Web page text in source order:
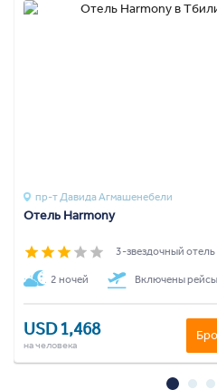
пр-т Давида Агмашенебели
Отель Harmony
3-звездочный отель
2 ночей Включены рейсы
USD 1,468
на человека